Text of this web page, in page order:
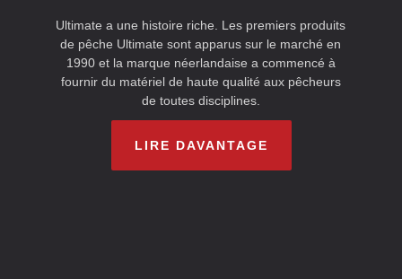
Ultimate a une histoire riche. Les premiers produits
de pêche Ultimate sont apparus sur le marché en
1990 et la marque néerlandaise a commencé à
fournir du matériel de haute qualité aux pêcheurs
de toutes disciplines.
LIRE DAVANTAGE